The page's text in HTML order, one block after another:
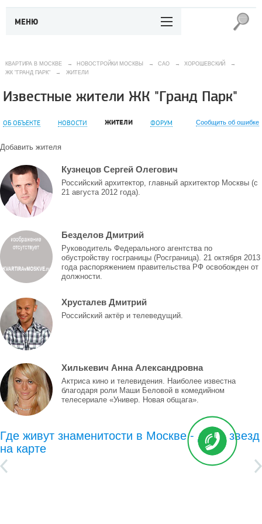
МЕНЮ
КВАРТИРА В МОСКВЕ → НОВОСТРОЙКИ МОСКВЫ → САО → ХОРОШЕВСКИЙ
→
ЖК "ГРАНД ПАРК"
→ ЖИТЕЛИ
Известные жители ЖК "Гранд Парк"
ОБ ОБЪЕКТЕ НОВОСТИ ЖИТЕЛИ ФОРУМ Сообщить об ошибке
Добавить жителя
Кузнецов Сергей Олегович
Российский архитектор, главный архитектор Москвы (с
21 августа 2012 года).
Безделов Дмитрий
Руководитель Федерального агентства по
обустройству госграницы (Росграница). 21 октября 2013
года распоряжением правительства РФ освобожден от
должности.
Хрусталев Дмитрий
Российский актёр и телеведущий.
Хилькевич Анна Александровна
Актриса кино и телевидения. Наиболее известна
благодаря роли Маши Беловой в комедийном
телесериале «Универ. Новая общага».
Где живут знаменитости в Москве - дома звезд
на карте